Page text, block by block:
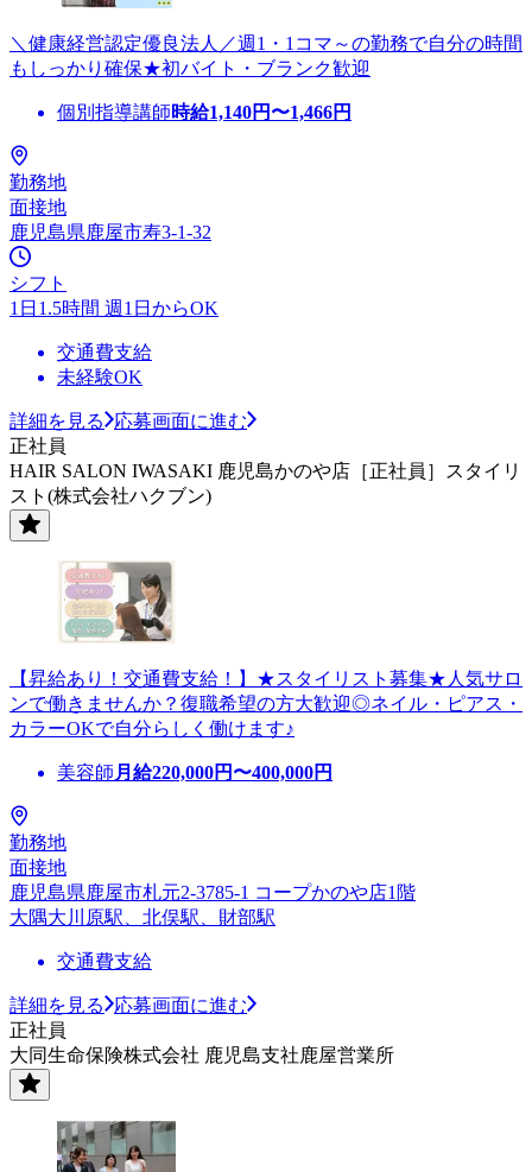
＼健康経営認定優良法人／週1・1コマ～の勤務で自分の時間
もしっかり確保★初バイト・ブランク歓迎
個別指導講師時給1,140円〜1,466円
勤務地
面接地
鹿児島県鹿屋市寿3-1-32
シフト
1日1.5時間 週1日からOK
交通費支給
未経験OK
詳細を見る
応募画面に進む
正社員
HAIR SALON IWASAKI 鹿児島かのや店［正社員］スタイリ
スト(株式会社ハクブン)
【昇給あり！交通費支給！】★スタイリスト募集★人気サロ
ンで働きませんか？復職希望の方大歓迎◎ネイル・ピアス・
カラーOKで自分らしく働けます♪
美容師 月給220,000円〜400,000円
勤務地
面接地
鹿児島県鹿屋市札元2-3785-1 コープかのや店1階
大隅大川原駅、北俣駅、財部駅
交通費支給
詳細を見る
応募画面に進む
正社員
大同生命保険株式会社 鹿児島支社鹿屋営業所